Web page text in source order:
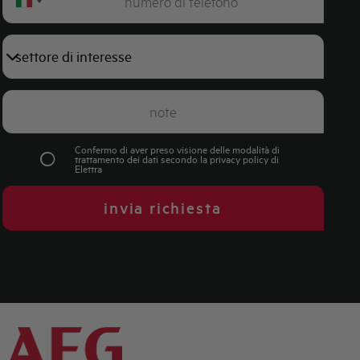
Italy
+39
Confermo di aver preso visione delle modalità di
trattamento dei dati secondo la privacy policydi
Elettra
invia richiesta